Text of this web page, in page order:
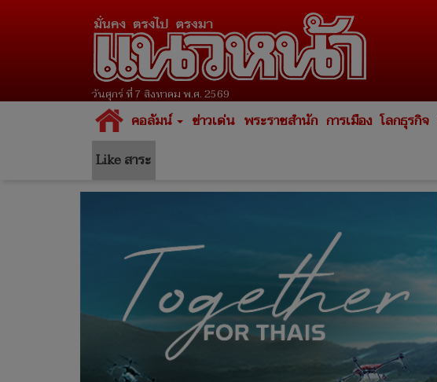
วันศุกร์ ที่ 7 สิงหาคม พ.ศ. 2569
คอลัมน์ ข่าวเด่น พระราชสำนัก การเมือง โลกธุรกิจ
Like สาระ